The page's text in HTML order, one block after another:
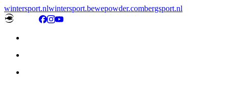
wintersport.nlwintersport.bewepowder.combergsport.nl